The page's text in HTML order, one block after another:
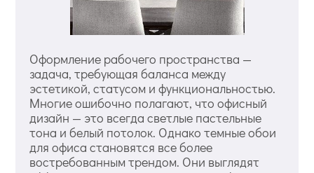
Оформление рабочего пространства —
задача, требующая баланса между
эстетикой, статусом и функциональностью.
Многие ошибочно полагают, что офисный
дизайн — это всегда светлые пастельные
тона и белый потолок. Однако темные обои
для офиса становятся все более
востребованным трендом. Они выглядят